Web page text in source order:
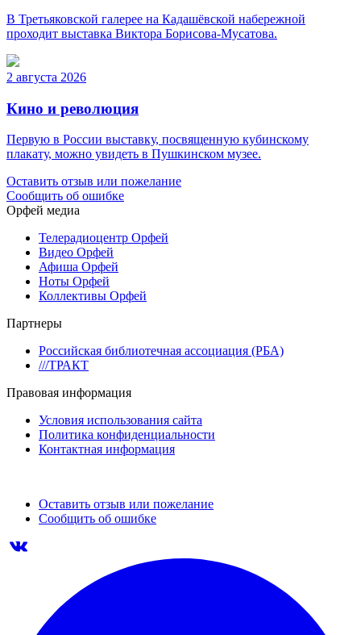
В Третьяковской галерее на Кадашёвской набережной
проходит выставка Виктора Борисова-Мусатова.
2 августа 2026
Кино и революция
Первую в России выставку, посвященную кубинскому
плакату, можно увидеть в Пушкинском музее.
Оставить отзыв или пожелание
Сообщить об ошибке
Орфей медиа
Телерадиоцентр Орфей
Видео Орфей
Афиша Орфей
Ноты Орфей
Коллективы Орфей
Партнеры
Российская библиотечная ассоциация (РБА)
///ТРАКТ
Правовая информация
Условия использования сайта
Политика конфиденциальности
Контактная информация
Оставить отзыв или пожелание
Сообщить об ошибке